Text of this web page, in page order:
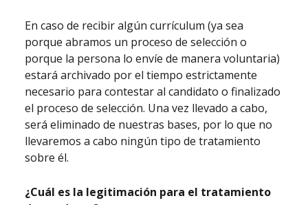
En caso de recibir algún currículum (ya sea
porque abramos un proceso de selección o
porque la persona lo envíe de manera voluntaria)
estará archivado por el tiempo estrictamente
necesario para contestar al candidato o finalizado
el proceso de selección. Una vez llevado a cabo,
será eliminado de nuestras bases, por lo que no
llevaremos a cabo ningún tipo de tratamiento
sobre él.
¿Cuál es la legitimación para el tratamiento